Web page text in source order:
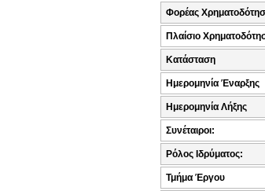
Φορέας
Πλαίσιο
Κατάσταση
Ημερομηνία Έναρξης
Ημερομηνία Λήξης
Συνέταιροι:
Ρόλος Ιδρύματος:
Τμήμα Έργου